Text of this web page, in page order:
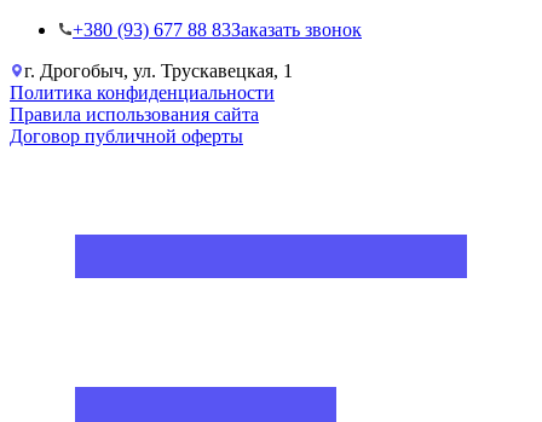
+38‎0 (93) 677 88 83Заказать звонок
г. Дрогобыч, ул. Трускавецкая, 1
Политика конфиденциальности
Правила использования сайта
Договор публичной оферты